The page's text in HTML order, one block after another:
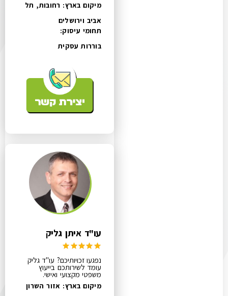
מיקום בארץ: רחובות, תל
אביב וירושלים
תחומי עיסוק:
בוררות עסקית
עו"ד איתן גליק
נפגעו זכויותיכם? עו"ד גליק
עומד לשירותכם בייעוץ
משפטי מקצועי ואישי.
מיקום בארץ: אזור השרון